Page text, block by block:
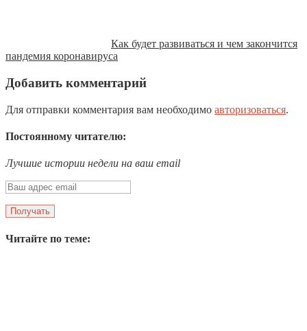
Как будет развиваться и чем закончится
пандемия коронавируса
Добавить комментарий
Для отправки комментария вам необходимо авторизоваться.
Постоянному читателю:
Лучшие истории недели на ваш email
Читайте по теме: